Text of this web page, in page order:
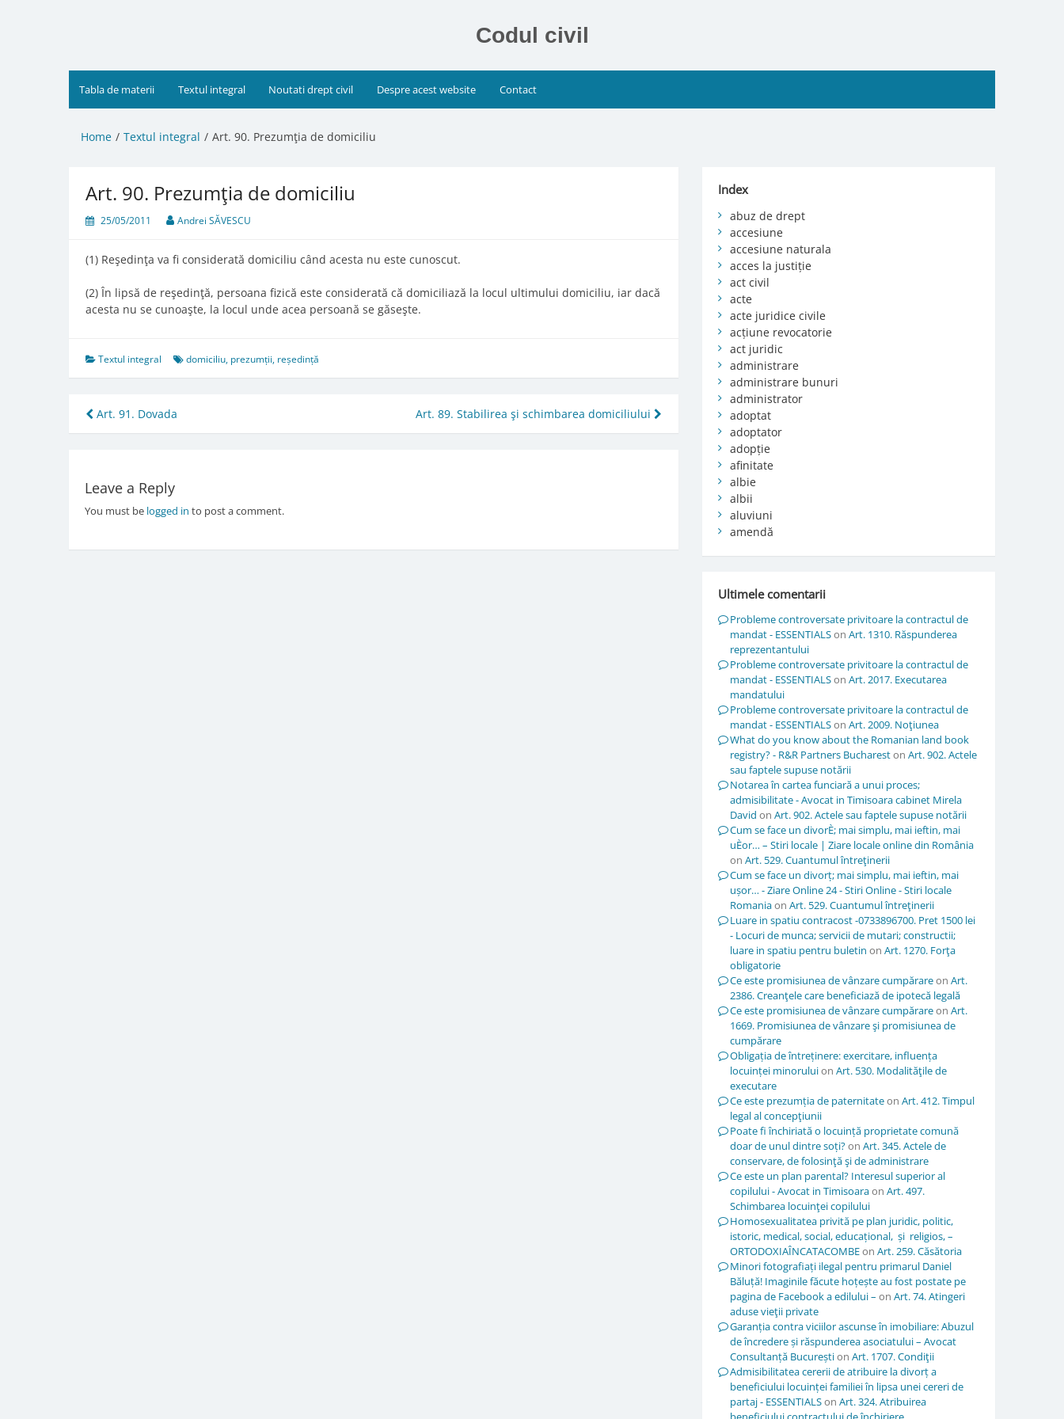
Codul civil
Tabla de materii Textul integral Noutati drept civil Despre acest website Contact
Home Textul integral Art. 90. Prezumţia de domiciliu
Art. 90. Prezumţia de domiciliu
25/05/2011 Andrei SĂVESCU
(1) Reşedinţa va fi considerată domiciliu când acesta nu este cunoscut.
(2) În lipsă de reşedinţă, persoana fizică este considerată că domiciliază la locul ultimului domiciliu, iar dacă
acesta nu se cunoaşte, la locul unde acea persoană se găseşte.
Textul integral domiciliu, prezumții, reședință
Post
navigation
Art. 91. Dovada Art. 89. Stabilirea şi schimbarea domiciliului
Leave a Reply
You must be logged in to post a comment.
Index
abuz de drept
accesiune
accesiune naturala
acces la justiție
act civil
acte
acte juridice civile
acțiune revocatorie
act juridic
administrare
administrare bunuri
administrator
adoptat
adoptator
adopție
afinitate
albie
albii
aluviuni
amendă
Ultimele comentarii
Probleme controversate privitoare la contractul de
mandat - ESSENTIALSon Art. 1310. Răspunderea
reprezentantului
Probleme controversate privitoare la contractul de
mandat - ESSENTIALSon Art. 2017. Executarea
mandatului
Probleme controversate privitoare la contractul de
mandat - ESSENTIALSon Art. 2009. Noţiunea
What do you know about the Romanian land book
registry? - R&R Partners Buchareston Art. 902. Actele
sau faptele supuse notării
Notarea în cartea funciară a unui proces;
admisibilitate - Avocat in Timisoara cabinet Mirela
David on Art. 902. Actele sau faptele supuse notării
Cum se face un divorÈ; mai simplu, mai ieftin, mai
uÈor… – Stiri locale | Ziare locale online din România
on Art. 529. Cuantumul întreţinerii
Cum se face un divorț; mai simplu, mai ieftin, mai
ușor… - Ziare Online 24 - Stiri Online - Stiri locale
Romaniaon Art. 529. Cuantumul întreţinerii
Luare in spatiu contracost -0733896700. Pret 1500 lei
- Locuri de munca; servicii de mutari; constructii;
luare in spatiu pentru buletin on Art. 1270. Forţa
obligatorie
Ce este promisiunea de vânzare cumpărareon Art.
2386. Creanţele care beneficiază de ipotecă legală
Ce este promisiunea de vânzare cumpărareon Art.
1669. Promisiunea de vânzare şi promisiunea de
cumpărare
Obligația de întreținere: exercitare, influența
locuinței minoruluion Art. 530. Modalităţile de
executare
Ce este prezumția de paternitateon Art. 412. Timpul
legal al concepţiunii
Poate fi închiriată o locuință proprietate comună
doar de unul dintre soți?on Art. 345. Actele de
conservare, de folosinţă şi de administrare
Ce este un plan parental? Interesul superior al
copilului - Avocat in Timisoaraon Art. 497.
Schimbarea locuinţei copilului
Homosexualitatea privită pe plan juridic, politic,
istoric, medical, social, educațional, și religios, –
ORTODOXIAÎNCATACOMBEon Art. 259. Căsătoria
Minori fotografiați ilegal pentru primarul Daniel
Băluță! Imaginile făcute hoțește au fost postate pe
pagina de Facebook a edilului – on Art. 74. Atingeri
aduse vieţii private
Garanția contra viciilor ascunse în imobiliare: Abuzul
de încredere și răspunderea asociatului – Avocat
Consultanță Bucureștion Art. 1707. Condiţii
Admisibilitatea cererii de atribuire la divorț a
beneficiului locuinței familiei în lipsa unei cereri de
partaj - ESSENTIALSon Art. 324. Atribuirea